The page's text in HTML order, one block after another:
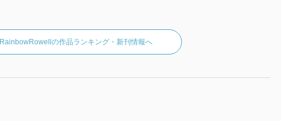
RainbowRowellの作品ランキング・新刊情報へ